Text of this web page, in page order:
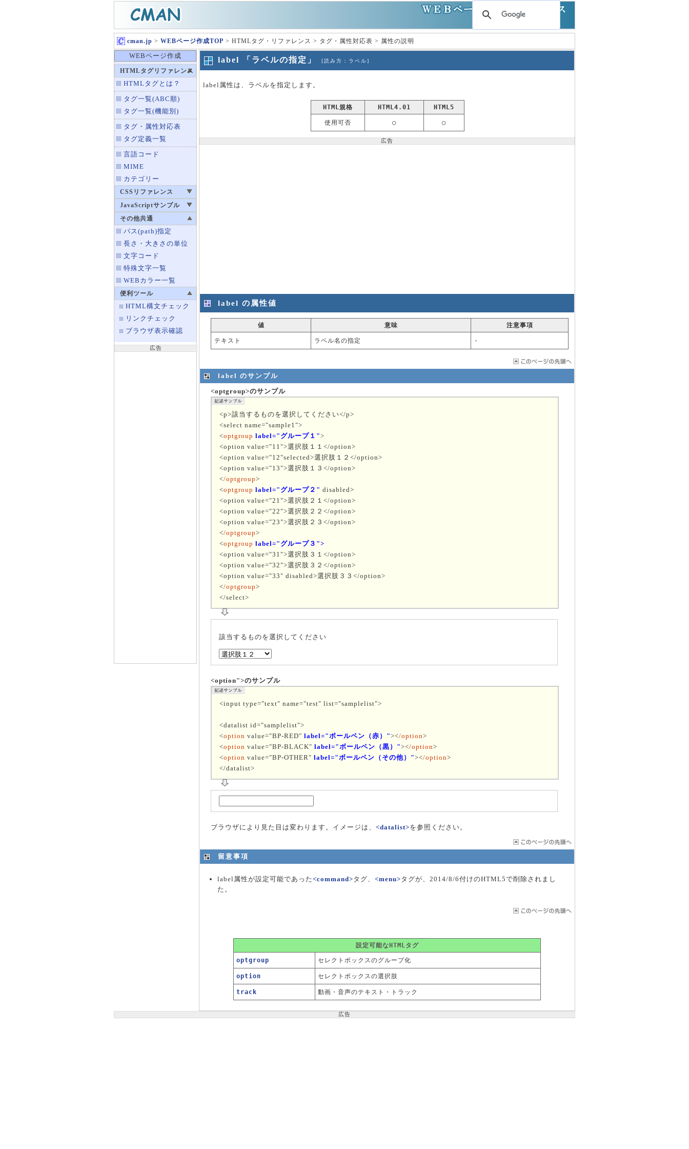
cman.jp > WEBページ作成TOP > HTMLタグ・リファレンス > タグ・属性対応表 > 属性の説明
WEBページ作成
HTMLタグリファレンス
HTMLタグとは？
タグ一覧(ABC順)
タグ一覧(機能別)
タグ・属性対応表
タグ定義一覧
言語コード
MIME
カテゴリー
CSSリファレンス
JavaScriptサンプル
その他共通
パス(path)指定
長さ・大きさの単位
文字コード
特殊文字一覧
WEBカラー一覧
便利ツール
HTML構文チェック
リンクチェック
ブラウザ表示確認
広告
label 「ラベルの指定」 [読み方：ラベル]
label属性は、ラベルを指定します。
HTML規格 HTML4.01 HTML5
使用可否 ○ ○
広告
label の属性値
値 意味 注意事項
テキスト ラベル名の指定 -
label のサンプル
<optgroup>のサンプル
<p>該当するものを選択してください</p>
<select name="sample1">
<optgroup label="グループ１">
<option value="11">選択肢１１</option>
<option value="12"selected>選択肢１２</option>
<option value="13">選択肢１３</option>
</optgroup>
<optgroup label="グループ２" disabled>
<option value="21">選択肢２１</option>
<option value="22">選択肢２２</option>
<option value="23">選択肢２３</option>
</optgroup>
<optgroup label="グループ３">
<option value="31">選択肢３１</option>
<option value="32">選択肢３２</option>
<option value="33" disabled>選択肢３３</option>
</optgroup>
</select>
該当するものを選択してください
<option">のサンプル
<input type="text" name="test" list="samplelist">
<datalist id="samplelist">
<option value="BP-RED" label="ボールペン（赤）"></option>
<option value="BP-BLACK" label="ボールペン（黒）"></option>
<option value="BP-OTHER" label="ボールペン（その他）"></option>
</datalist>
ブラウザにより見た目は変わります。イメージは、 <datalist>を参照ください。
留意事項
label属性が設定可能であった<command>タグ、<menu>タグが、2014/8/6付けのHTML5で削除されまし
た。
設定可能なHTMLタグ
optgroup セレクトボックスのグループ化
option セレクトボックスの選択肢
track 動画・音声のテキスト・トラック
広告